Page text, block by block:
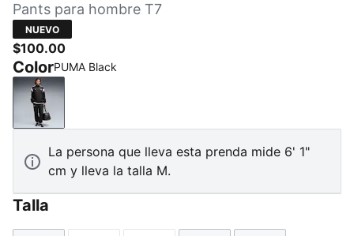
Pants para hombre T7
NUEVO
$100.00
ColorPUMA Black
PUMA Black
La persona que lleva esta prenda mide 6' 1"
cm y lleva la talla M.
Talla